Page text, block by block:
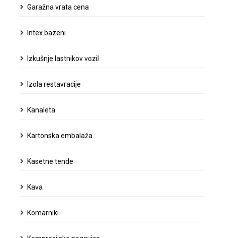
Garažna vrata cena
Intex bazeni
Izkušnje lastnikov vozil
Izola restavracije
Kanaleta
Kartonska embalaža
Kasetne tende
Kava
Komarniki